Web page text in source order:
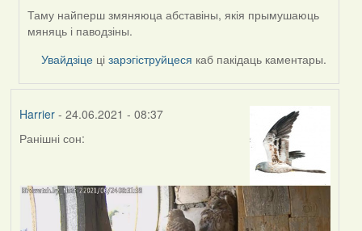
Таму найперш змяняюца абставіны, якія прымушаюць
мяняць і паводзіны.
Увайдзіце цізарэгіструйцеся каб пакідаць каментары.
Harrier- 24.06.2021 - 08:37
Ранішні сон: